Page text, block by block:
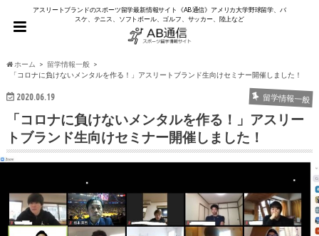
アスリートブランドのスポーツ留学最新情報サイト《AB通信》アメリカ大学野球留学、バ
スケ、テニス、ソフトボール、ゴルフ、サッカー、陸上など
ホーム
留学情報一般
「コロナに負けないメンタルを作る！」アスリートブランド生向けセミナー開催しました！
2020.06.19 留学情報一般
「コロナに負けないメンタルを作る！」アスリー
トブランド生向けセミナー開催しました！